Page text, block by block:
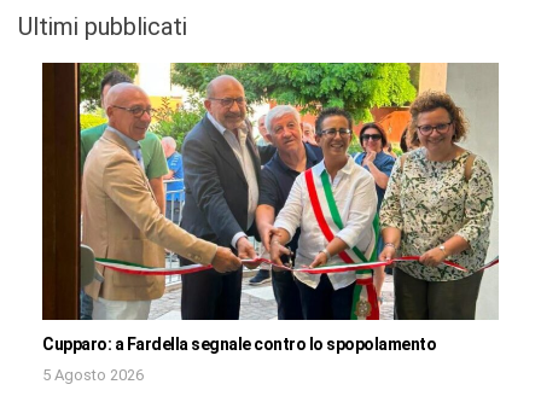
Ultimi pubblicati
Cupparo: a Fardella segnale contro lo spopolamento
5 Agosto 2026